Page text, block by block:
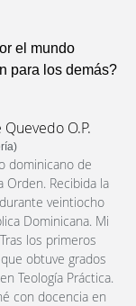
el mundo
para los demás?
O.P.
dominicano de
Orden. Recibida la
veintiocho
Dominicana. Mi
los primeros
obtuve grados
Teología Práctica.
con docencia en